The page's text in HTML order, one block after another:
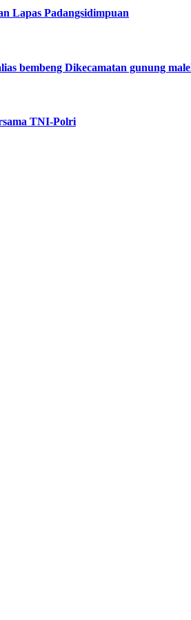
Lapas Padangsidimpuan
bembeng Dikecamatan gunung
TNI-Polri